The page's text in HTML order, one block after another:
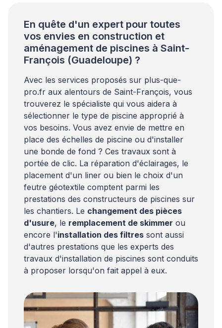
En quête d'un expert pour toutes
vos envies en construction et
aménagement de piscines à Saint-
François (Guadeloupe) ?
Avec les services proposés sur plus-que-
pro.fr aux alentours de Saint-François, vous
trouverez le spécialiste qui vous aidera à
sélectionner le type de piscine approprié à
vos besoins. Vous avez envie de mettre en
place des échelles de piscine ou d'installer
une bonde de fond ? Ces travaux sont à
portée de clic. La réparation d'éclairages, le
placement d'un liner ou bien le choix d'un
feutre géotextile comptent parmi les
prestations des constructeurs de piscines sur
les chantiers. Le changement des pièces
d'usure, le remplacement de skimmer ou
encore l'installation des filtres sont aussi
d'autres prestations que les experts des
travaux d'installation de piscines sont conduits
à proposer lorsqu'on fait appel à eux.